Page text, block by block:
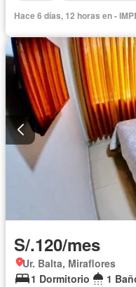
Hace 6 días, 12 horas en -
S/.120/mes
Ur. Balta, Miraflores
1 Dormitorio
1